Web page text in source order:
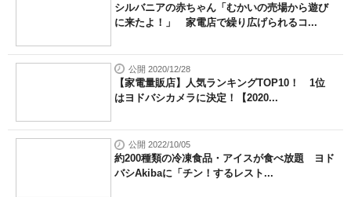
シルバニアの赤ちゃん「むかいの売場から遊び
に来たよ！」 家電店で繰り広げられるコ...
公開 2020/12/28
【家電量販店】人気ランキングTOP10！ 1位
はヨドバシカメラに決定！【2020...
公開 2022/10/05
約200種類の冷凍食品・アイスが食べ放題 ヨド
バシAkibaに「チン！するレスト...